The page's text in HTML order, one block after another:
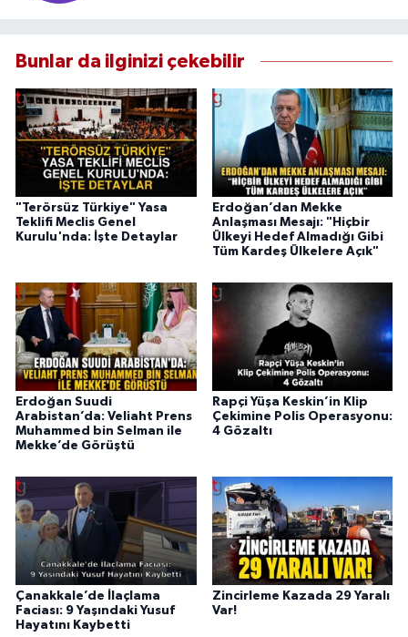
Bunlar da ilginizi çekebilir
"Terörsüz Türkiye" Yasa
Teklifi Meclis Genel
Kurulu'nda: İşte Detaylar
Erdoğan’dan Mekke
Anlaşması Mesajı: "Hiçbir
Ülkeyi Hedef Almadığı Gibi
Tüm Kardeş Ülkelere Açık"
Erdoğan Suudi
Arabistan’da: Veliaht Prens
Muhammed bin Selman ile
Mekke’de Görüştü
Rapçi Yüşa Keskin’in Klip
Çekimine Polis Operasyonu:
4 Gözaltı
Çanakkale’de İlaçlama
Faciası: 9 Yaşındaki Yusuf
Hayatını Kaybetti
Zincirleme Kazada 29 Yaralı
Var!